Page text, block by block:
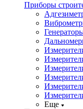
Приборы
Еще